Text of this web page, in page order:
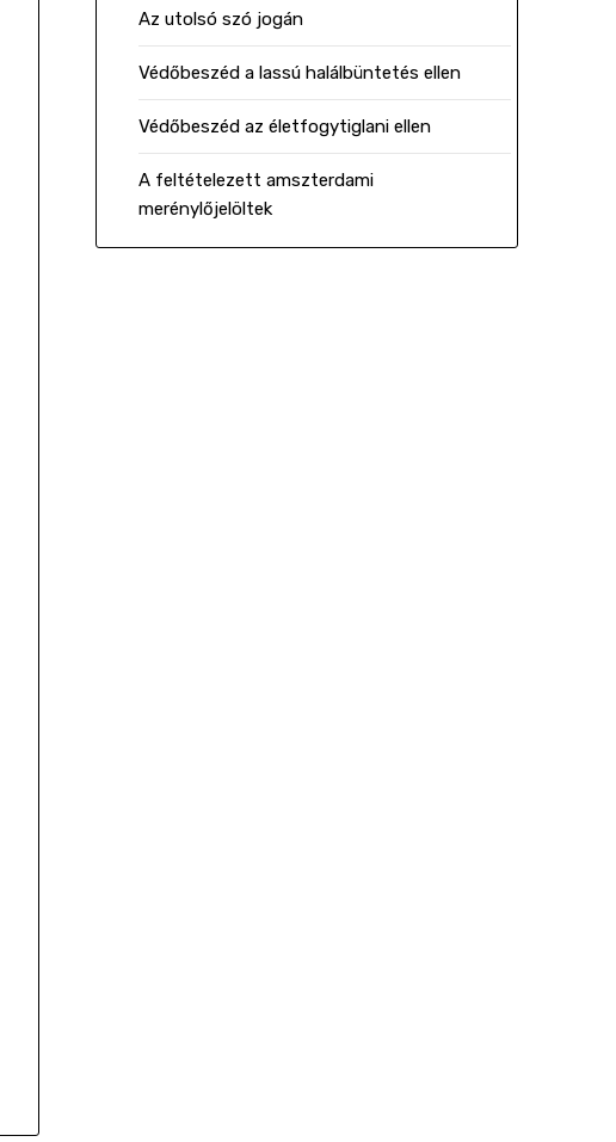
Az utolsó szó jogán
Védőbeszéd a lassú halálbüntetés ellen
Védőbeszéd az életfogytiglani ellen
A feltételezett amszterdami
merénylőjelöltek